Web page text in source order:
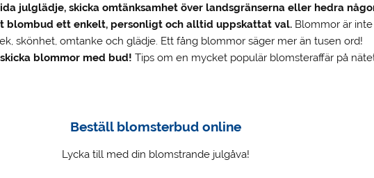
julglädje, skicka omtänksamhet över landsgränserna eller hedra
blombud ett enkelt, personligt och alltid uppskattat val. Blommor är
skönhet, omtanke och glädje. Ett fång blommor säger mer än tusen ord!
blommor med bud! Tips om en mycket populär blomsteraffär på
Beställ blomsterbud online
Lycka till med din blomstrande julgåva!